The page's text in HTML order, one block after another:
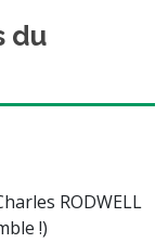
du
RODWELL
!)